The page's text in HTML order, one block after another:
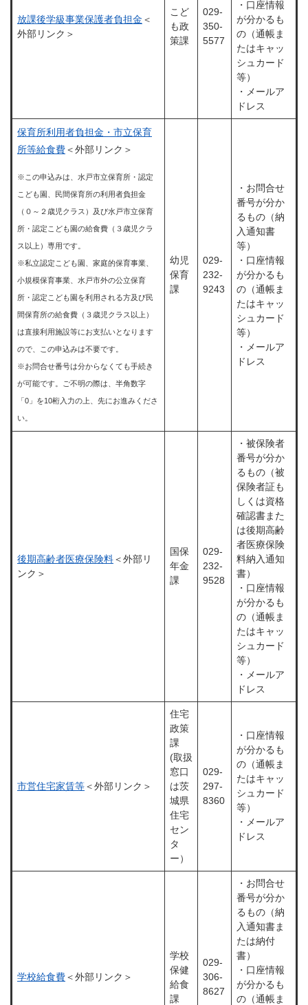
放課後学級事業保護者負担金 ＜
外部リンク＞
こど
も政
策課
029-
350-
5577
・口座情報
が分かるも
の（通帳ま
たはキャッ
シュカード
等）
・メールア
ドレス
保育所利用者負担金・市立保育
所等給食費＜外部リンク＞
※この申込みは、水戸市立保育所・認定
こども園、民間保育所の利用者負担金
（０～２歳児クラス）及び水戸市立保育
所・認定こども園の給食費（３歳児クラ
ス以上）専用です。
※私立認定こども園、家庭的保育事業、
小規模保育事業、水戸市外の公立保育
所・認定こども園を利用される方及び民
間保育所の給食費（３歳児クラス以上）
は直接利用施設等にお支払いとなります
ので、この申込みは不要です。
※お問合せ番号は分からなくても手続き
が可能です。ご不明の際は、半角数字
「0」を10桁入力の上、先にお進みくださ
い。​
幼児
保育
課
029-
232-
9243
・お問合せ
番号が分か
るもの（納
入通知書
等）
・口座情報
が分かるも
の（通帳ま
たはキャッ
シュカード
等）
・メールア
ドレス
後期高齢者医療保険料＜外部リ
ンク＞
国保
年金
課
029-
232-
9528
・被保険者
番号が分か
るもの（被
保険者証も
しくは資格
確認書また
は後期高齢
者医療保険
料納入通知
書）
・口座情報
が分かるも
の（通帳ま
たはキャッ
シュカード
等）
・メールア
ドレス
市営住宅家賃等＜外部リンク＞
住宅
政策
課
(取扱
窓口
は茨
城県
住宅
セン
タ
ー）
029-
297-
8360
・口座情報
が分かるも
の（通帳ま
たはキャッ
シュカード
等）
・メールア
ドレス
学校給食費＜外部リンク＞
学校
保健
給食
課
029-
306-
8627
・お問合せ
番号が分か
るもの（納
入通知書ま
たは納付
書）
・口座情報
が分かるも
の（通帳ま